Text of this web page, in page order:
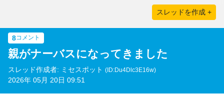
スレッドを作成 +
8コメント
親がナーバスになってきました
スレッド作成者: ミセスポット (ID:Du4Dlc3E16w)
2026年 05月 20日 09:51